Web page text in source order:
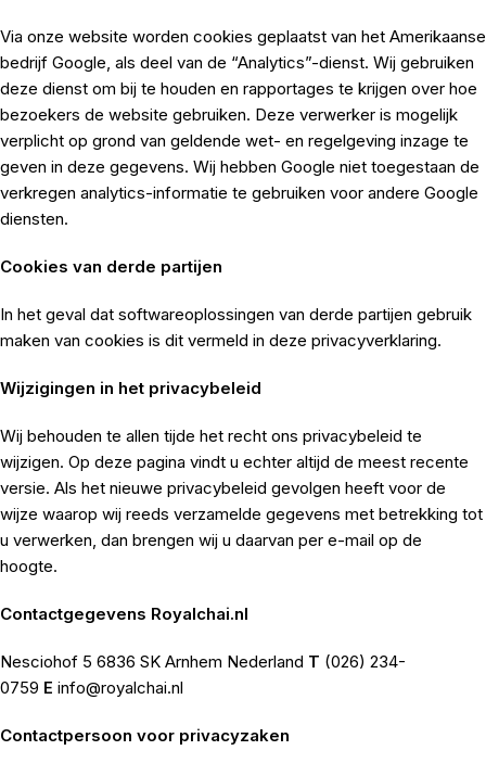
Via onze website worden cookies geplaatst van het Amerikaanse
bedrijf Google, als deel van de “Analytics”-dienst. Wij gebruiken
deze dienst om bij te houden en rapportages te krijgen over hoe
bezoekers de website gebruiken. Deze verwerker is mogelijk
verplicht op grond van geldende wet- en regelgeving inzage te
geven in deze gegevens. Wij hebben Google niet toegestaan de
verkregen analytics-informatie te gebruiken voor andere Google
diensten.
Cookies van derde partijen
In het geval dat softwareoplossingen van derde partijen gebruik
maken van cookies is dit vermeld in deze privacyverklaring.
Wijzigingen in het privacybeleid
Wij behouden te allen tijde het recht ons privacybeleid te
wijzigen. Op deze pagina vindt u echter altijd de meest recente
versie. Als het nieuwe privacybeleid gevolgen heeft voor de
wijze waarop wij reeds verzamelde gegevens met betrekking tot
u verwerken, dan brengen wij u daarvan per e-mail op de
hoogte.
Contactgegevens Royalchai.nl
Nesciohof 5 6836 SK Arnhem Nederland T (026) 234-
0759 E info@royalchai.nl
Contactpersoon voor privacyzaken